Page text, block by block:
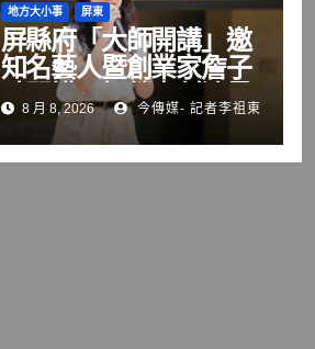
地方大小事 屏東
屏縣府「大師開講」邀
知名藝人暨創業家詹子
晴開講 解鎖青創流量
變現與品牌經營關鍵
8 月 8, 2026 今傳媒- 記者李祖東